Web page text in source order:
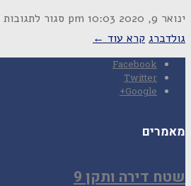
ינואר 9, 2020
10:03 pm סגור לתגובות
גולדברג קרא עוד ←
Facebook
Twitter
Google+
מאמרים
שטח דירה ותקן 9